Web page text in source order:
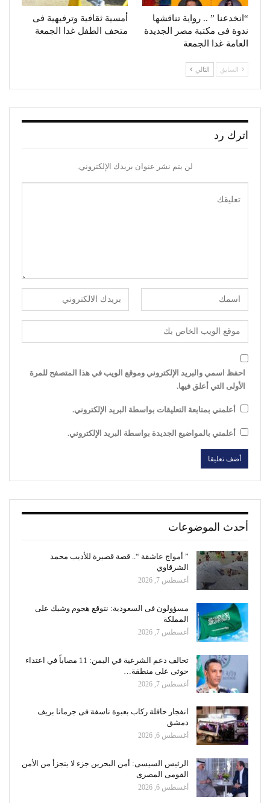
“انخدعنا ” .. رواية تناقشها
ندوة فى مكتبة مصر الجديدة
العامة غدا الجمعة
أمسية ثقافية وترفيهية فى
متحف الطفل غدا الجمعة
السابق التالي
اترك رد
لن يتم نشر عنوان بريدك الإلكتروني.
احفظ اسمي والبريد الإلكتروني وموقع الويب في هذا المتصفح للمرة
الأولى التي أعلق فيها.
أعلمني بمتابعة التعليقات بواسطة البريد الإلكتروني.
أعلمني بالمواضيع الجديدة بواسطة البريد الإلكتروني.
أحدث الموضوعات
” أمواج عاشقة “.. قصة قصيرة للأديب محمد
الشرقاوي
أغسطس 7, 2026
مسؤولون فى السعودية: نتوقع هجوم وشيك على
المملكة
أغسطس 7, 2026
تحالف دعم الشرعية في اليمن: 11 مصاباً في اعتداء
حوثى على منطقة…
أغسطس 7, 2026
انفجار حافلة ركاب بعبوة ناسفة فى جرمانا بريف
دمشق
أغسطس 6, 2026
الرئيس السيسى: أمن البحرين جزء لا يتجزأ من الأمن
القومى المصرى
أغسطس 6, 2026